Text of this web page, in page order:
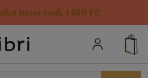
most csak 1499 Ft!
adatai